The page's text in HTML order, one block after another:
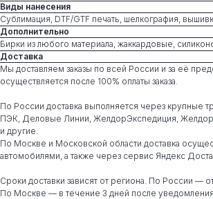
Виды нанесения
Сублимация, DTF/GTF печать, шелкография,
Дополнительно
Бирки из любого материала, жаккардовые,
Доставка
Мы доставляем заказы по всей России и за её
осуществляется после 100% оплаты заказа.
По России доставка выполняется через крупные
ПЭК, Деловые Линии, ЖелдорЭкспедиция,
и другие.
По Москве и Московской области доставка
автомобилями, а также через сервис Яндекс
Сроки доставки зависят от региона. По России —
По Москве — в течение 3 дней после уведомления